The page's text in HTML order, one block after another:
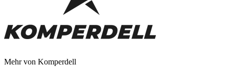
Mehr von Komperdell